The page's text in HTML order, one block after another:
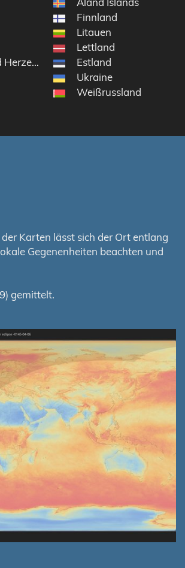
Herzegowina
Finnland
Litauen
Lettland
Estland
Ukraine
Weißrussland
Karten lässt sich der Ort entlang
Gegenenheiten beachten und
gemittelt.